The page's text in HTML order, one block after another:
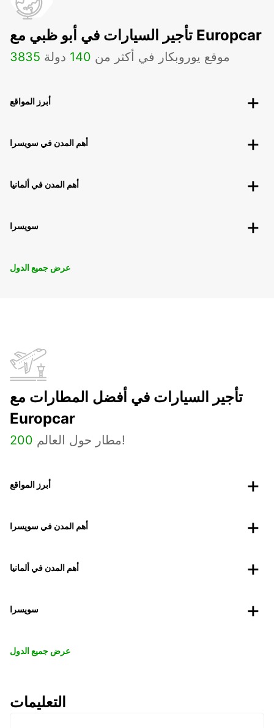
تأجير السيارات في أبو ظبي مع Europcar
3835 موقع يوروبكار في أكثر من 140 دولة
أبرز المواقع
أهم المدن في سويسرا
أهم المدن في ألمانيا
سويسرا
عرض جميع الدول
تأجير السيارات في أفضل المطارات مع
Europcar
200 مطار حول العالم!
أبرز المواقع
أهم المدن في سويسرا
أهم المدن في ألمانيا
سويسرا
عرض جميع الدول
التعليمات